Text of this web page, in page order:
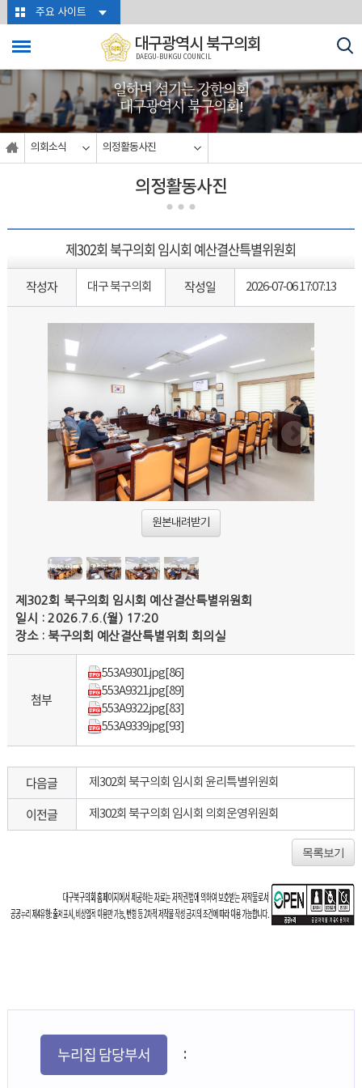
본문바로가기주요 사이트
대구광역시 북구의회
DAEGU-BUKGU COUNCIL
일하며 섬기는 강한의회
대구광역시 북구의회!
의회소식 의정활동사진
의정활동사진
제302회 북구의회 임시회 예산결산특별위원회
작성자 대구 북구의회 작성일 2026-07-06 17:07:13
원본내려받기
제302회 북구의회 임시회 예산결산특별위원회
일시 : 2026.7.6.(월) 17:20
장소 : 북구의회 예산결산특별위회 회의실
첨부
553A9301.jpg[86]
553A9321.jpg[89]
553A9322.jpg[83]
553A9339.jpg[93]
다음글 제302회 북구의회 임시회 윤리특별위원회
이전글 제302회 북구의회 임시회 의회운영위원회
목록보기
누리집 담당부서 :